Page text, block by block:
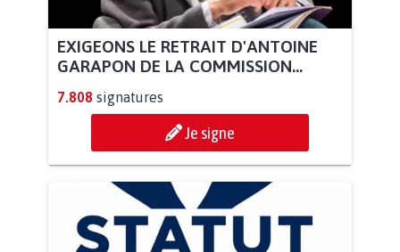
EXIGEONS LE RETRAIT D'ANTOINE
GARAPON DE LA COMMISSION...
7.808 signatures
Je signe